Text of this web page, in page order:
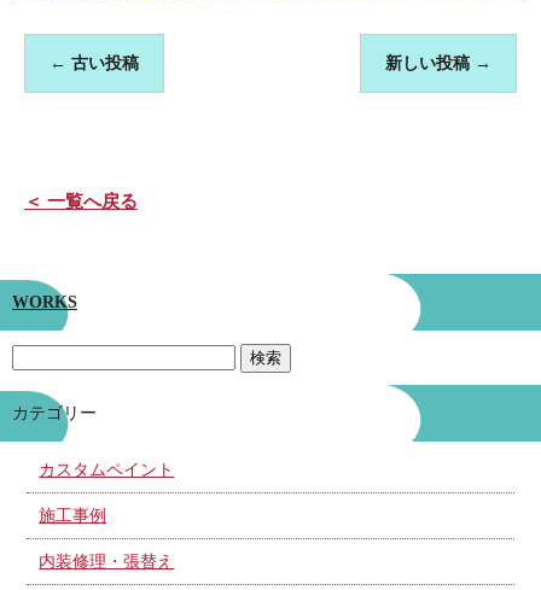
← 古い投稿 新しい投稿 →
＜ 一覧へ戻る
WORKS
カテゴリー
カスタムペイント
施工事例
内装修理・張替え